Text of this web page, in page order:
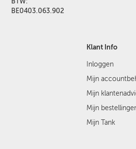
BE0403.063.902
Klant Info
Inloggen
Mijn
Mijn
Mijn
Mijn Tank